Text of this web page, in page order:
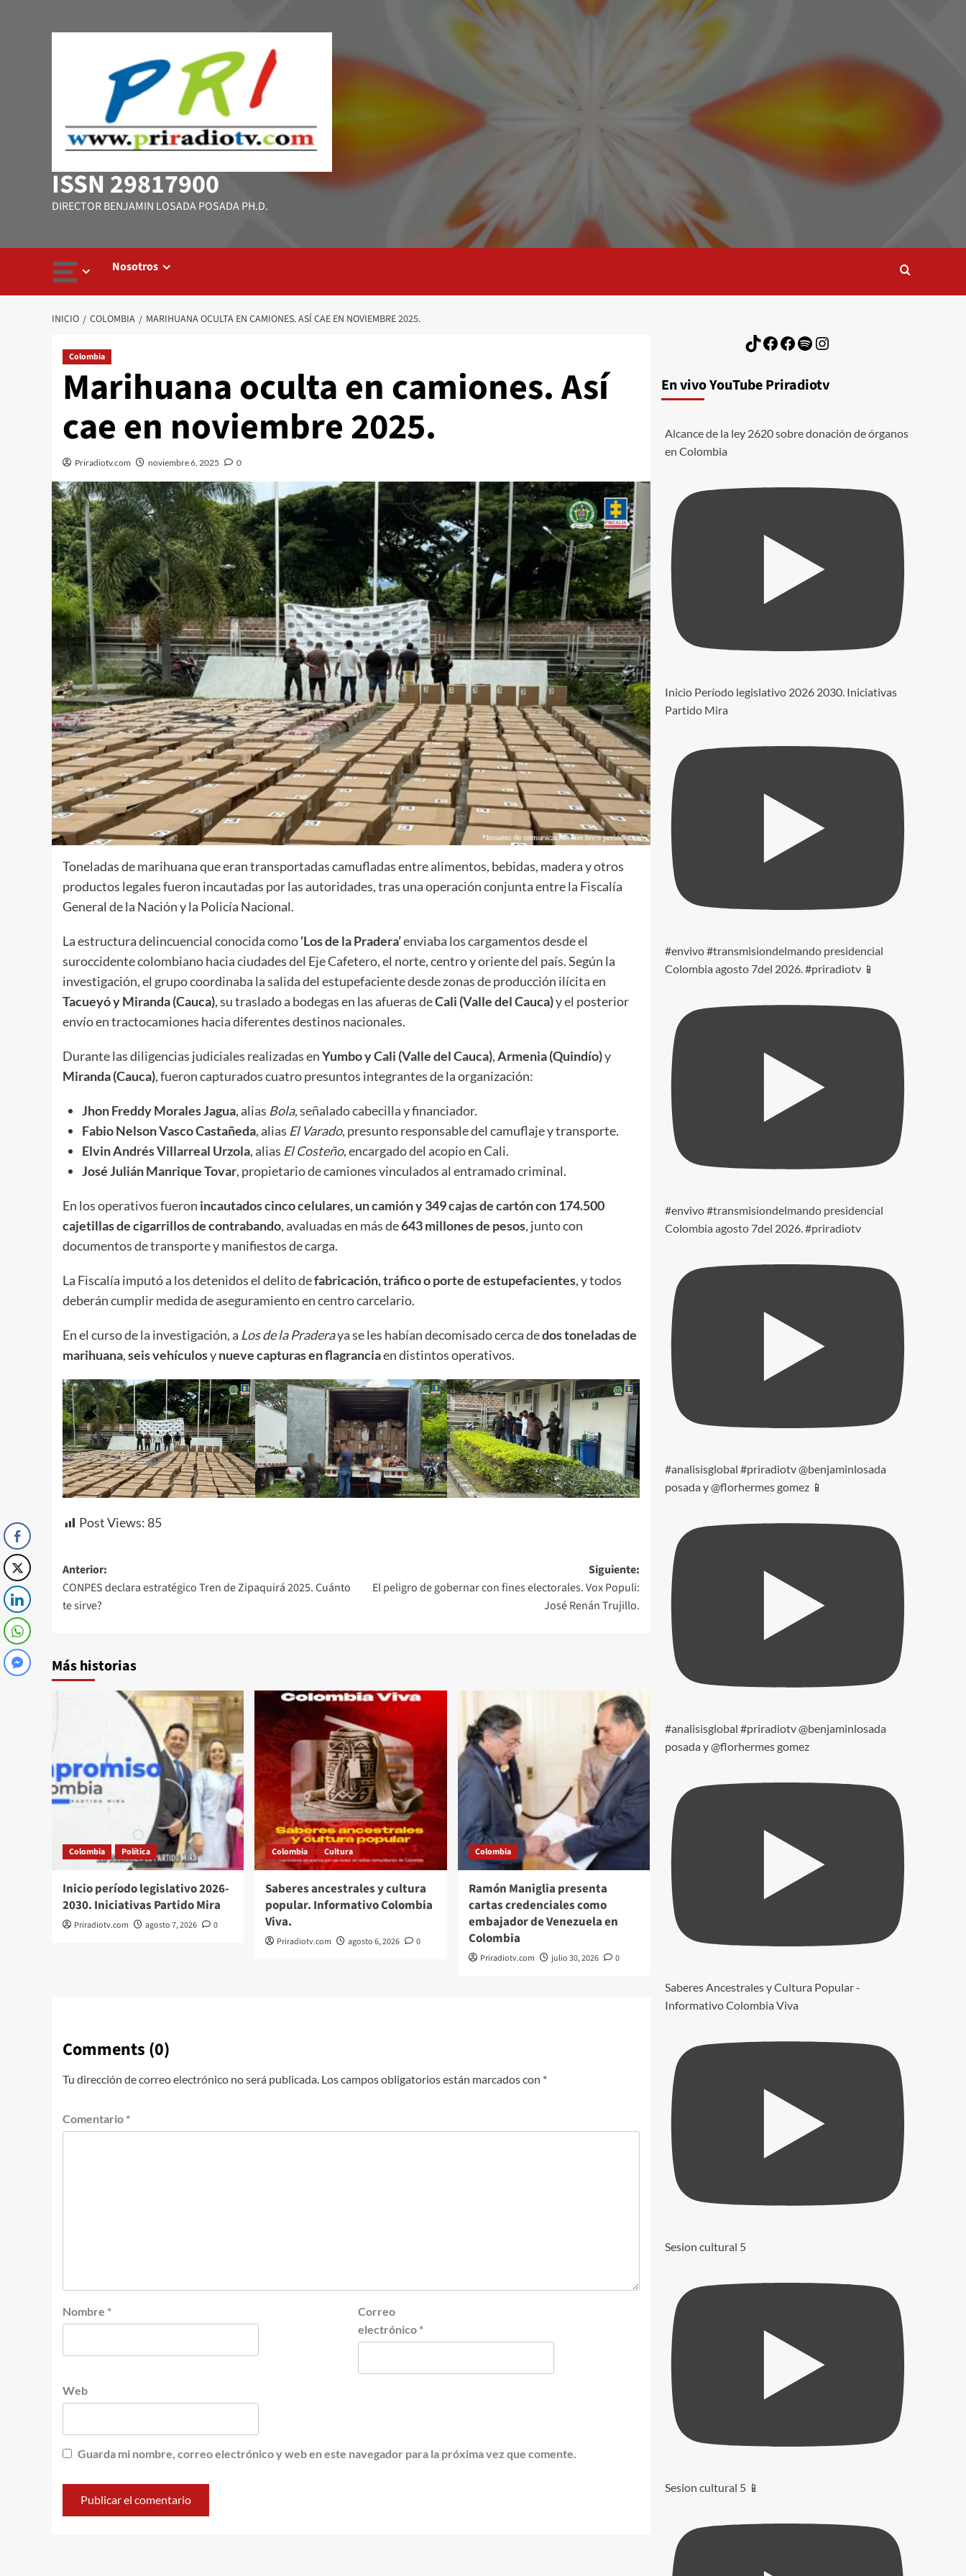
ISSN 29817900
DIRECTOR BENJAMIN LOSADA POSADA PH.D.
Nosotros
INICIO COLOMBIA MARIHUANA OCULTA EN CAMIONES. ASÍ CAE EN NOVIEMBRE 2025.
Colombia
Marihuana oculta en camiones. Así
cae en noviembre 2025.
Priradiotv.com noviembre 6, 2025 0
Toneladas de marihuana que eran transportadas camufladas entre alimentos, bebidas, madera y otros
productos legales fueron incautadas por las autoridades, tras una operación conjunta entre la Fiscalía
General de la Nación y la Policía Nacional.
La estructura delincuencial conocida como‘Los de la Pradera’enviaba los cargamentos desde el
suroccidente colombiano hacia ciudades del Eje Cafetero, el norte, centro y oriente del país. Según la
investigación, el grupo coordinaba la salida del estupefaciente desde zonas de producción ilícita en
Tacueyó y Miranda (Cauca), su traslado a bodegas en las afueras deCali (Valle del Cauca)y el posterior
envío en tractocamiones hacia diferentes destinos nacionales.
Durante las diligencias judiciales realizadas enYumbo y Cali (Valle del Cauca),Armenia (Quindío)y
Miranda (Cauca), fueron capturados cuatro presuntos integrantes de la organización:
Jhon Freddy Morales Jagua, alias Bola, señalado cabecilla y financiador.
Fabio Nelson Vasco Castañeda, alias El Varado, presunto responsable del camuflaje y transporte.
Elvin Andrés Villarreal Urzola, alias El Costeño, encargado del acopio en Cali.
José Julián Manrique Tovar, propietario de camiones vinculados al entramado criminal.
En los operativos fueron incautados cinco celulares, un camión y 349 cajas de cartón con 174.500
cajetillas de cigarrillos de contrabando, avaluadas en más de643 millones de pesos, junto con
documentos de transporte y manifiestos de carga.
La Fiscalía imputó a los detenidos el delito defabricación, tráfico o porte de estupefacientes, y todos
deberán cumplir medida de aseguramiento en centro carcelario.
En el curso de la investigación, a Los de la Praderaya se les habían decomisado cerca dedos toneladas de
marihuana,seis vehículosynueve capturas en flagranciaen distintos operativos.
Post Views: 85
Navegación
de
entradas
Anterior:
CONPES declara estratégico Tren de Zipaquirá 2025. Cuánto
te sirve?
Siguiente:
El peligro de gobernar con fines electorales. Vox Populi:
José Renán Trujillo.
Más historias
Colombia Política
Inicio período legislativo 2026-
2030. Iniciativas Partido Mira
Priradiotv.com agosto 7, 2026 0
Colombia Cultura
Saberes ancestrales y cultura
popular. Informativo Colombia
Viva.
Priradiotv.com agosto 6, 2026 0
Colombia
Ramón Maniglia presenta
cartas credenciales como
embajador de Venezuela en
Colombia
Priradiotv.com julio 30, 2026 0
Comments (0)
Tu dirección de correo electrónico no será publicada. Los campos obligatorios están marcados con *
Comentario *
Nombre *
Correo
electrónico *
Web
Guarda mi nombre, correo electrónico y web en este navegador para la próxima vez que comente.
TikTok
Facebook
Facebook
Spotify
Instagram
En vivo YouTube Priradiotv
Alcance de la ley 2620 sobre donación de órganos
en Colombia
Inicio Período legislativo 2026 2030. Iniciativas
Partido Mira
#envivo #transmisiondelmando presidencial
Colombia agosto 7del 2026. #priradiotv 📱
#envivo #transmisiondelmando presidencial
Colombia agosto 7del 2026. #priradiotv
#analisisglobal #priradiotv @benjaminlosada
posada y @florhermes gomez 📱
#analisisglobal #priradiotv @benjaminlosada
posada y @florhermes gomez
Saberes Ancestrales y Cultura Popular -
Informativo Colombia Viva
Sesion cultural 5
Sesion cultural 5 📱